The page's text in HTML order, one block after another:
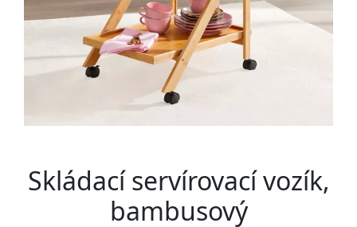
Skládací servírovací vozík,
bambusový